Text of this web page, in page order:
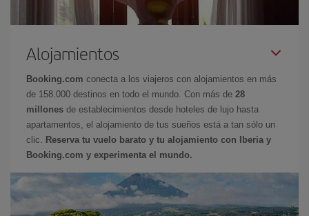
Alojamientos
Booking.com conecta a los viajeros con alojamientos en más
de 158.000 destinos en todo el mundo. Con más de 28
millones de establecimientos desde hoteles de lujo hasta
apartamentos, el alojamiento de tus sueños está a tan sólo un
clic.
Reserva tu vuelo barato y tu alojamiento con Iberia y
Booking.com y experimenta el mundo.